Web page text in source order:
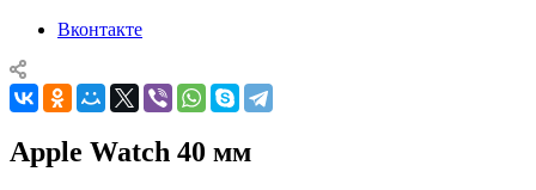
Вконтакте
Apple Watch 40 мм